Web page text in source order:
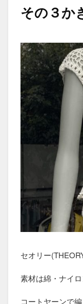
その３か
セオリー
素材は綿・ナイロ
コートヤーンで